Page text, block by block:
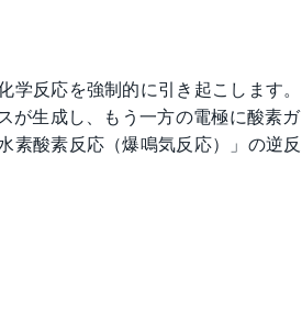
反応を強制的に引き起こします。
が生成し、もう一方の電極に酸素ガ
素酸素反応（爆鳴気反応）」の逆反